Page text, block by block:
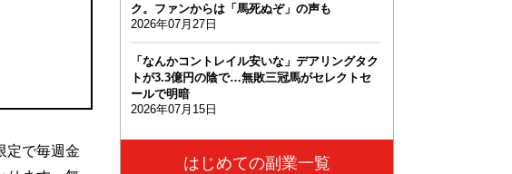
定で毎週金
ク。ファンからは「馬死ぬぞ」の声も
2026年07月27日
「なんかコントレイル安いな」デアリングタク
トが3.3億円の陰で…無敗三冠馬がセレクトセ
ールで明暗
2026年07月15日
はじめての副業一覧